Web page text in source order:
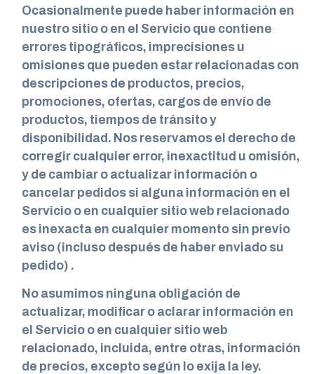
Ocasionalmente puede haber información en
nuestro sitio o en el Servicio que contiene
errores tipográficos, imprecisiones u
omisiones que pueden estar relacionadas con
descripciones de productos, precios,
promociones, ofertas, cargos de envío de
productos, tiempos de tránsito y
disponibilidad. Nos reservamos el derecho de
corregir cualquier error, inexactitud u omisión,
y de cambiar o actualizar información o
cancelar pedidos si alguna información en el
Servicio o en cualquier sitio web relacionado
es inexacta en cualquier momento sin previo
aviso (incluso después de haber enviado su
pedido) .
No asumimos ninguna obligación de
actualizar, modificar o aclarar información en
el Servicio o en cualquier sitio web
relacionado, incluida, entre otras, información
de precios, excepto según lo exija la ley.